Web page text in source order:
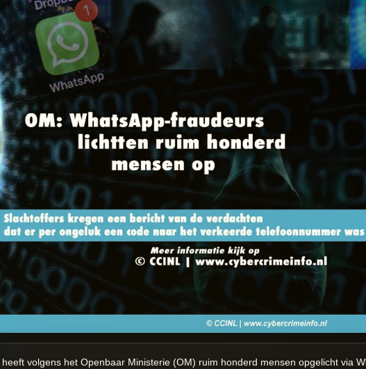
volgens het Openbaar Ministerie (OM) ruim honderd mensen opgelicht via